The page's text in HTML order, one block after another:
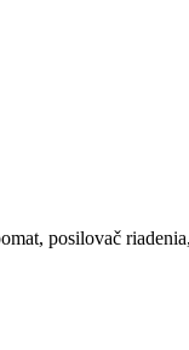
posilovač